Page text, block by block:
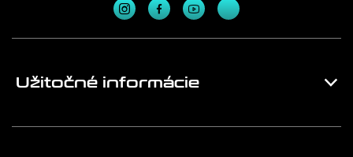
Užitočné informácie